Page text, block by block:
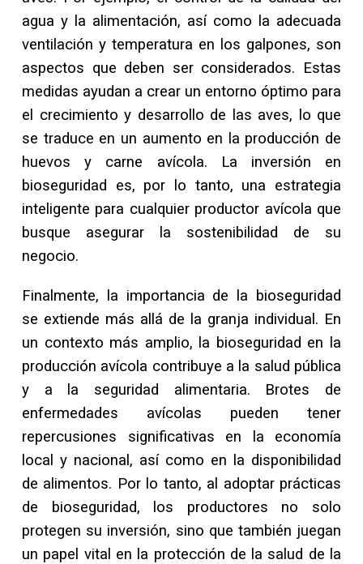
agua y la alimentación, así como la adecuada
ventilación y temperatura en los galpones, son
aspectos que deben ser considerados. Estas
medidas ayudan a crear un entorno óptimo para
el crecimiento y desarrollo de las aves, lo que
se traduce en un aumento en la producción de
huevos y carne avícola. La inversión en
bioseguridad es, por lo tanto, una estrategia
inteligente para cualquier productor avícola que
busque asegurar la sostenibilidad de su
negocio.
Finalmente, la importancia de la bioseguridad
se extiende más allá de la granja individual. En
un contexto más amplio, la bioseguridad en la
producción avícola contribuye a la salud pública
y a la seguridad alimentaria. Brotes de
enfermedades avícolas pueden tener
repercusiones significativas en la economía
local y nacional, así como en la disponibilidad
de alimentos. Por lo tanto, al adoptar prácticas
de bioseguridad, los productores no solo
protegen su inversión, sino que también juegan
un papel vital en la protección de la salud de la